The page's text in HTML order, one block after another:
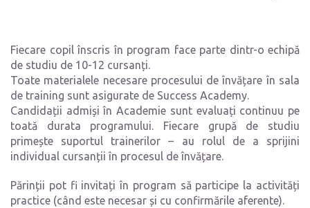
Fiecare copil înscris în program face parte dintr-o echipă
de studiu de 10-12 cursanți.
Toate materialele necesare procesului de învățare în sala
de training sunt asigurate de Success Academy.
Candidații admiși în Academie sunt evaluați continuu pe
toată durata programului. Fiecare grupă de studiu
primește suportul trainerilor – au rolul de a sprijini
individual cursanții în procesul de învățare.
Părinții pot fi invitați în program să participe la activități
practice (când este necesar și cu confirmările aferente).